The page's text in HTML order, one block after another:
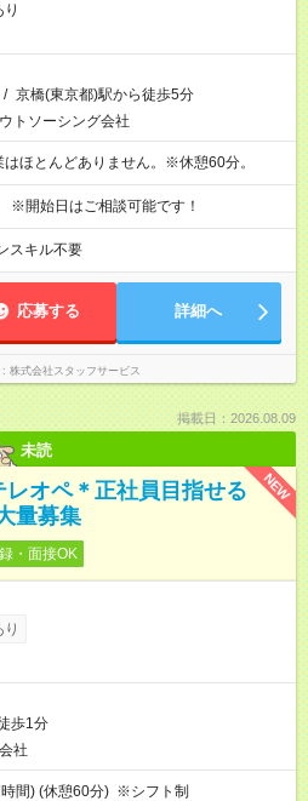
/ 京橋(東京都)駅から徒歩5分
トソーシング会社
ほとんどありません。※休憩60分。
※開始日はご相談可能です！
スキル不要
応募する 詳細へ
株式会社スタッフサービス
掲載日：2026.08.09
未読
NEW
レオペ＊正社員目指せる
量募集
・面接OK
歩1分
社
間) (休憩60分) ※シフト制